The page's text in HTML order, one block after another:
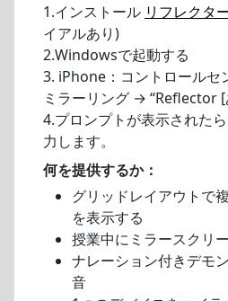
1.インストール リフレクタ
イアルあり)
2.Windowsで起動する
3. iPhone：コントロール
ミラーリング → “Reflector [
4.プロンプトが表示された
力します。
何を提供するか：
グリッドレイアウトで
を表示する
授業中にミラースクリ
ナレーション付きデモ
音